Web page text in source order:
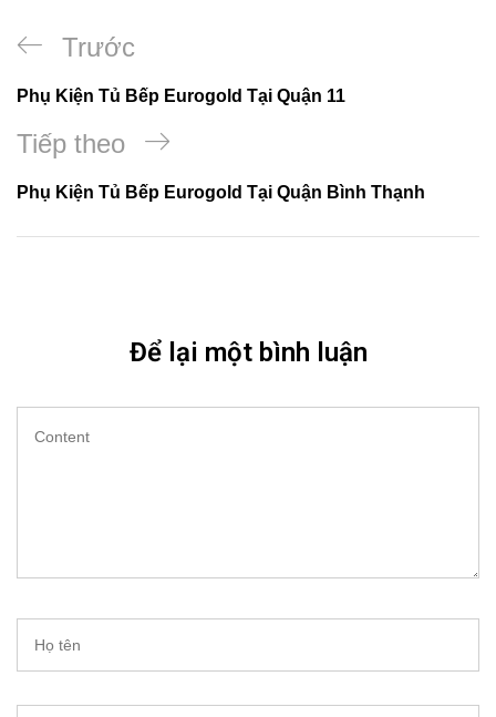
Trước
Phụ Kiện Tủ Bếp Eurogold Tại Quận 11
Tiếp theo
Phụ Kiện Tủ Bếp Eurogold Tại Quận Bình Thạnh
Để lại một bình luận